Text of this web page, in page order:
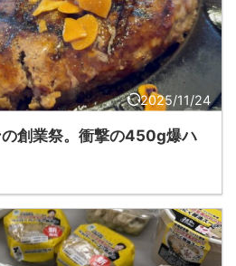
2025/11/24
創業祭。衝撃の450g爆ハ